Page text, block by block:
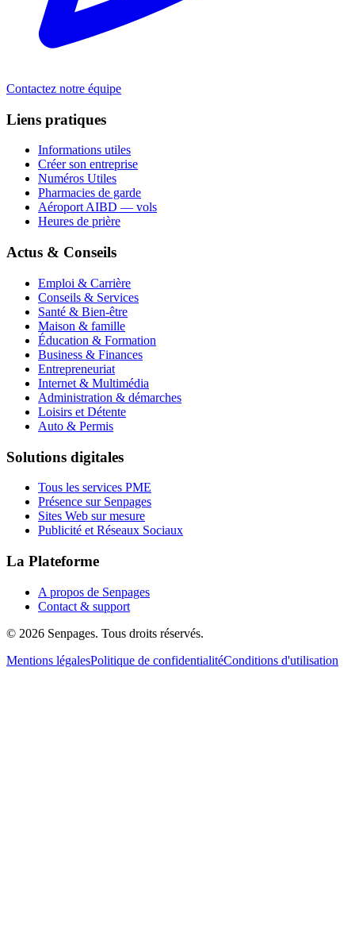
Contactez notre équipe
Liens pratiques
Informations utiles
Créer son entreprise
Numéros Utiles
Pharmacies de garde
Aéroport AIBD — vols
Heures de prière
Actus & Conseils
Emploi & Carrière
Conseils & Services
Santé & Bien-être
Maison & famille
Éducation & Formation
Business & Finances
Entrepreneuriat
Internet & Multimédia
Administration & démarches
Loisirs et Détente
Auto & Permis
Solutions digitales
Tous les services PME
Présence sur Senpages
Sites Web sur mesure
Publicité et Réseaux Sociaux
La Plateforme
A propos de Senpages
Contact & support
© 2026 Senpages. Tous droits réservés.
Mentions légalesPolitique de confidentialitéConditions d'utilisation